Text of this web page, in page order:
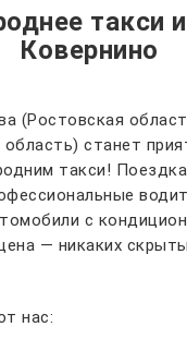
такси
Ковернино
(Ростовская
станет
такси!
с
— никаких
нас: